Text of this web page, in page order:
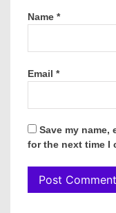
Name *
Email *
Save my name,
for the next time I